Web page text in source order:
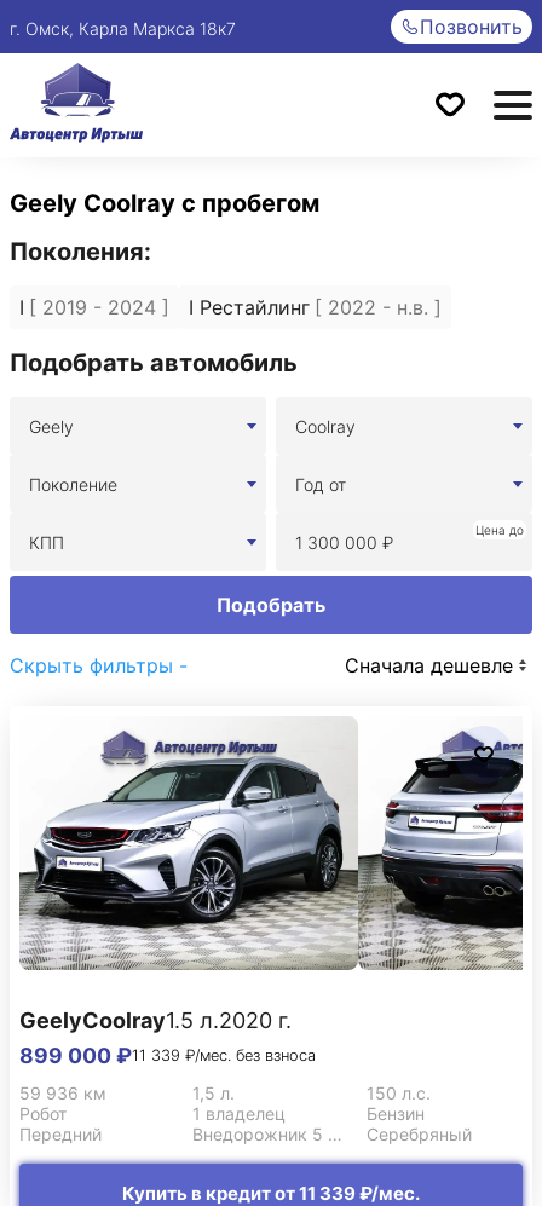
г. Омск, Карла Маркса 18к7 Позвонить
Geely Coolray с пробегом
Поколения:
I [ 2019 - 2024 ] I Рестайлинг [ 2022 - н.в. ]
Подобрать автомобиль
Geely Coolray
Поколение Год от
КПП
Цена до
Подобрать
Скрыть фильтры - Сначала дешевле
GeelyCoolray1.5 л.2020 г.
899 000 ₽11 339 ₽/мес. без взноса
59 936 км 1,5 л.
150 л.с.
Робот
1 владелец
Бензин
Передний
Внедорожник 5 дв. Серебряный
Купить в кредит от 11 339 ₽/мес.